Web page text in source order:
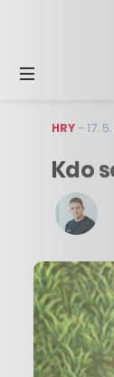
HRY–17.
Kdo